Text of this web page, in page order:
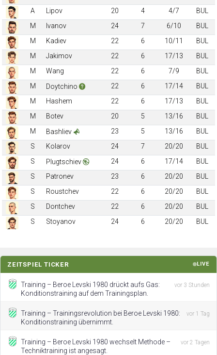
A
Lipov 20 4 4/7
BUL
M
Ivanov 24 7 6/10
BUL
M
Kadiev 22 6 10/11
BUL
M
Jakimov 22 6 17/13
BUL
M
Wang 22 6 7/9
BUL
M
Doytchino 22 6 17/14
BUL
M
Hashem 22 6 17/13
BUL
M
Botev 20 5 13/16
BUL
M
Bashliev 23 5 13/16
BUL
S
Kolarov 24 7 20/20
BUL
S
Plugtschiev 24 6 17/14
BUL
S
Patronev 23 6 20/20
BUL
S
Roustchev 22 6 20/20
BUL
S
Dontchev 22 6 20/20
BUL
S
Stoyanov 24 6 20/20 BUL
ZEITSPIEL TICKER LIVE
Training – Beroe Levski 1980 drückt aufs Gas:
Konditionstraining auf dem Trainingsplan.
vor 3 Stunden
Training – Trainingsrevolution bei Beroe Levski 1980:
Konditionstraining übernimmt.
vor 1 Tag
Training – Beroe Levski 1980 wechselt Methode –
Techniktraining ist angesagt.
vor 2 Tagen